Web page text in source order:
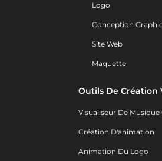
Logo
Conception
Site Web
Maquette
Outils De Création
Visualiseur De
Création D'animation
Animation Du Logo